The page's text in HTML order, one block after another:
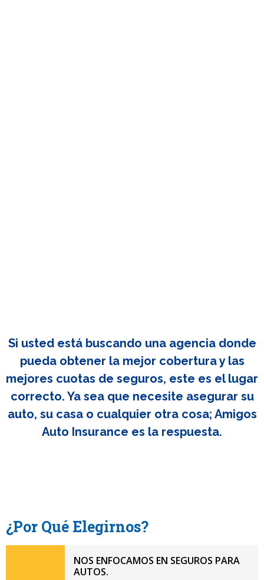
Si usted está buscando una agencia donde
pueda obtener la mejor cobertura y las
mejores cuotas de seguros, este es el lugar
correcto. Ya sea que necesite asegurar su
auto, su casa o cualquier otra cosa; Amigos
Auto Insurance es la respuesta.
¿Por Qué Elegirnos?
NOS ENFOCAMOS EN SEGUROS PARA
AUTOS.